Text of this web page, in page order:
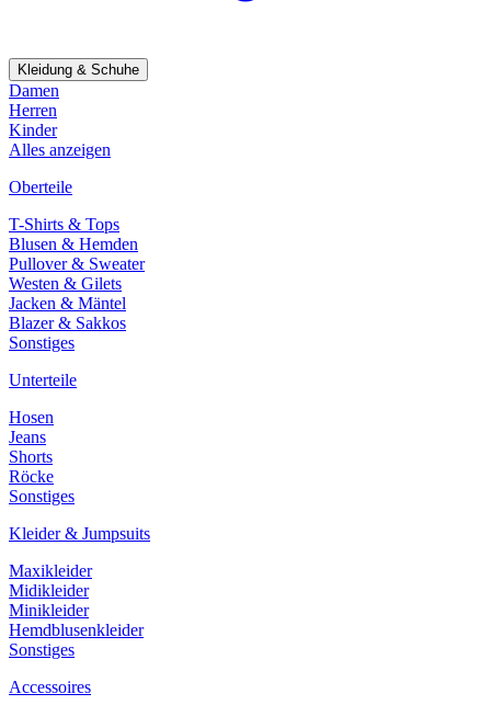
Kleidung & Schuhe
Damen
Herren
Kinder
Alles anzeigen
Oberteile
T-Shirts & Tops
Blusen & Hemden
Pullover & Sweater
Westen & Gilets
Jacken & Mäntel
Blazer & Sakkos
Sonstiges
Unterteile
Hosen
Jeans
Shorts
Röcke
Sonstiges
Kleider & Jumpsuits
Maxikleider
Midikleider
Minikleider
Hemdblusenkleider
Sonstiges
Accessoires